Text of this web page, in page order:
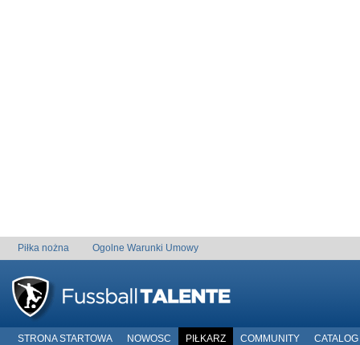
Piłka nożna Ogolne Warunki Umowy
STRONA STARTOWA NOWOSC PIŁKARZ COMMUNITY CATALOG